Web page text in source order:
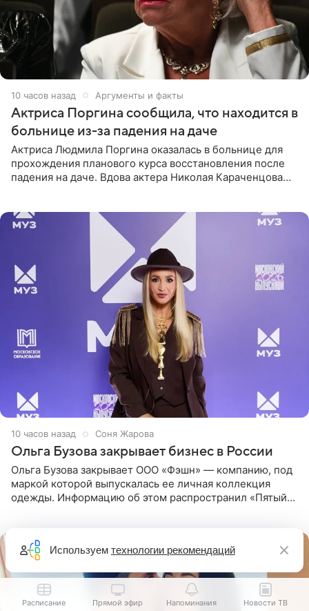
10 часов назад Аргументы и факты
Актриса Поргина сообщила, что находится в
больнице из-за падения на даче
Актриса Людмила Поргина оказалась в больнице для
прохождения планового курса восстановления после
падения на даче. Вдова актера Николая Караченцова
10 часов назад Соня Жарова
Ольга Бузова закрывает бизнес в России
Ольга Бузова закрывает ООО «Фэшн» — компанию, под
маркой которой выпускалась ее личная коллекция
одежды. Информацию об этом распространил «Пятый
Расписание Прямой эфир Напоминания Новости ТВ
Используем технологии рекомендаций